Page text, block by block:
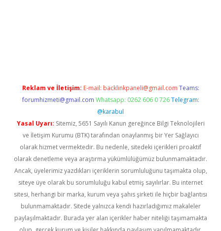
Reklam ve İletişim: E-mail: backlinkpaneli@gmail.com Teams:
forumhizmeti@gmail.com Whatsapp: 0262 606 0 726 Telegram:
@karabul
Yasal Uyarı: Sitemiz, 5651 Sayılı Kanun gereğince Bilgi Teknolojileri
ve İletişim Kurumu (BTK) tarafından onaylanmış bir Yer Sağlayıcı
olarak hizmet vermektedir. Bu nedenle, sitedeki içerikleri proaktif
olarak denetleme veya araştırma yükümlülüğümüz bulunmamaktadır.
Ancak, üyelerimiz yazdıkları içeriklerin sorumluluğunu taşımakta olup,
siteye üye olarak bu sorumluluğu kabul etmiş sayılırlar. Bu internet
sitesi, herhangi bir marka, kurum veya şahıs şirketi ile hiçbir bağlantısı
bulunmamaktadır. Sitede yalnızca kendi hazırladığımız makaleler
paylaşılmaktadır. Burada yer alan içerikler haber niteliği taşımamakta